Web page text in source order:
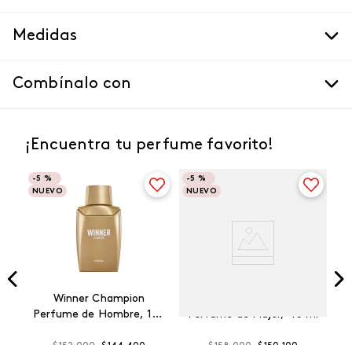
Medidas
Combínalo con
¡Encuentra tu perfume favorito!
-5 %
NUEVO
Winner Champion
Perfume de Hombre, 100
-5 %
NUEVO
Perfume de Mujer, 45 ml